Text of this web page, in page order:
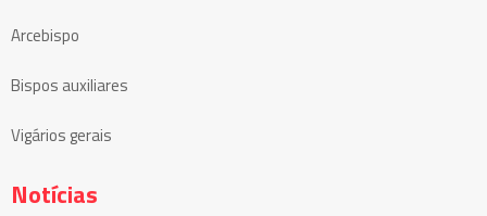
Arcebispo
Bispos auxiliares
Vigários gerais
Notícias